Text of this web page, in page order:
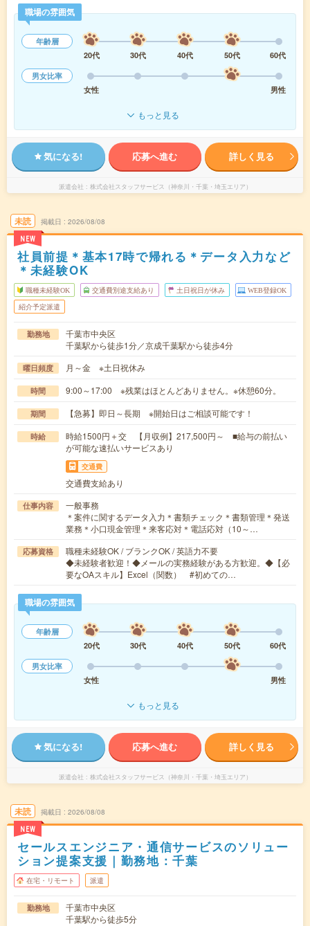
職場の雰囲気
年齢層
20代
30代 40代 50代
60代
男女比率
女性
男性
もっと見る
気になる! 応募へ進む 詳しく見る
派遣会社 株式会社スタッフサービス（神奈川・千葉・埼玉エリア）
未読
NEW
掲載日 2026/08/08
社員前提＊基本17時で帰れる＊データ入力など
＊未経験OK
職種未経験OK 交通費別途支給あり 土日祝日が休み WEB登録OK
紹介予定派遣
勤務地
千葉市中央区
千葉駅から徒歩1分／京成千葉駅から徒歩4分
曜日頻度 月～金 ※土日祝休み
時間 9:00～17:00 ※残業はほとんどありません。※休憩60分。
期間 【急募】即日～長期 ※開始日はご相談可能です！
時給
時給1500円＋交 【月収例】217,500円～ ■給与の前払い
が可能な速払いサービスあり
交通費
交通費支給あり
仕事内容
一般事務
＊案件に関するデータ入力＊書類チェック＊書類管理＊発送
業務＊小口現金管理＊来客応対＊電話応対（10～…
応募資格
職種未経験OK / ブランクOK / 英語力不要
◆未経験者歓迎！◆メールの実務経験がある方歓迎。◆【必
要なOAスキル】Excel（関数） #初めての…
職場の雰囲気
年齢層
20代
30代 40代 50代
60代
男女比率
女性
男性
もっと見る
気になる! 応募へ進む 詳しく見る
派遣会社 株式会社スタッフサービス（神奈川・千葉・埼玉エリア）
未読
NEW
掲載日 2026/08/08
セールスエンジニア・通信サービスのソリュー
ション提案支援｜勤務地：千葉
在宅・リモート 派遣
勤務地
千葉市中央区
千葉駅から徒歩5分